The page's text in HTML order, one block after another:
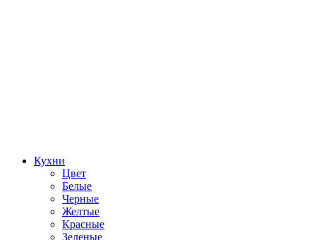
Кухни
Цвет
Белые
Черные
Желтые
Красные
Зеленые